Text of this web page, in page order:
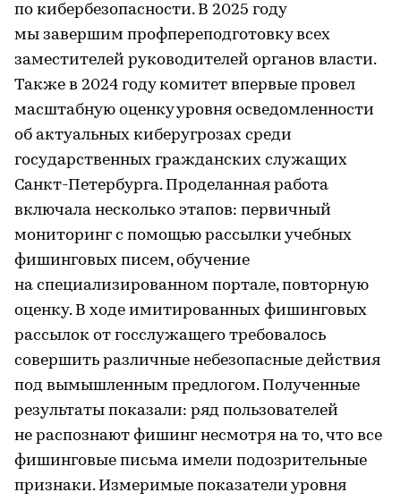
по кибербезопасности. В 2025 году
мы завершим профпереподготовку всех
заместителей руководителей органов власти.
Также в 2024 году комитет впервые провел
масштабную оценку уровня осведомленности
об актуальных киберугрозах среди
государственных гражданских служащих
Санкт-Петербурга. Проделанная работа
включала несколько этапов: первичный
мониторинг с помощью рассылки учебных
фишинговых писем, обучение
на специализированном портале, повторную
оценку. В ходе имитированных фишинговых
рассылок от госслужащего требовалось
совершить различные небезопасные действия
под вымышленным предлогом. Полученные
результаты показали: ряд пользователей
не распознают фишинг несмотря на то, что все
фишинговые письма имели подозрительные
признаки. Измеримые показатели уровня